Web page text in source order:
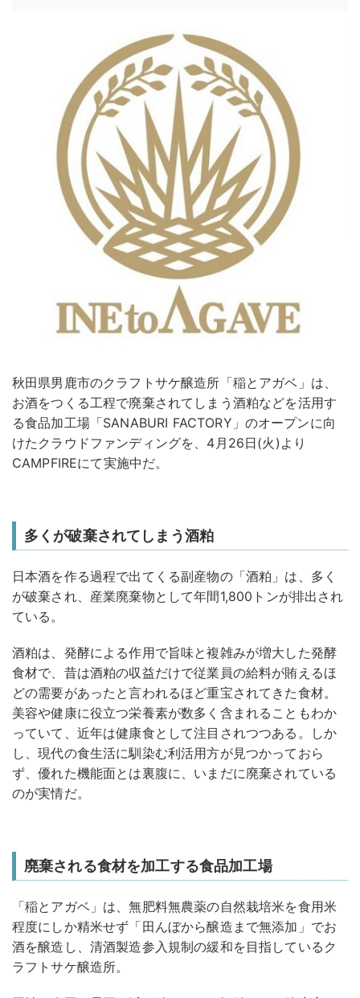
秋田県男鹿市のクラフトサケ醸造所「稲とアガベ」は、
お酒をつくる工程で廃棄されてしまう酒粕などを活用す
る食品加工場「SANABURI FACTORY」のオープンに向
けたクラウドファンディングを、4月26日(火)より
CAMPFIREにて実施中だ。
多くが破棄されてしまう酒粕
日本酒を作る過程で出てくる副産物の「酒粕」は、多く
が破棄され、産業廃棄物として年間1,800トンが排出され
ている。
酒粕は、発酵による作用で旨味と複雑みが増大した発酵
食材で、昔は酒粕の収益だけで従業員の給料が賄えるほ
どの需要があったと言われるほど重宝されてきた食材。
美容や健康に役立つ栄養素が数多く含まれることもわか
っていて、近年は健康食として注目されつつある。しか
し、現代の食生活に馴染む利活用方が見つかっておら
ず、優れた機能面とは裏腹に、いまだに廃棄されている
のが実情だ。
廃棄される食材を加工する食品加工場
「稲とアガベ」は、無肥料無農薬の自然栽培米を食用米
程度にしか精米せず「田んぼから醸造まで無添加」でお
酒を醸造し、清酒製造参入規制の緩和を目指しているク
ラフトサケ醸造所。